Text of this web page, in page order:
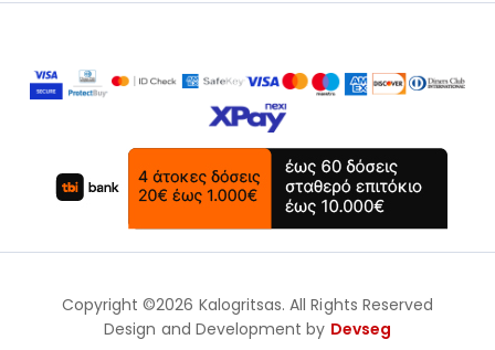
Copyright ©2026 Kalogritsas. All Rights Reserved
Design and Development by Devseg